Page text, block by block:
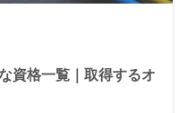
資格一覧｜取得するオ